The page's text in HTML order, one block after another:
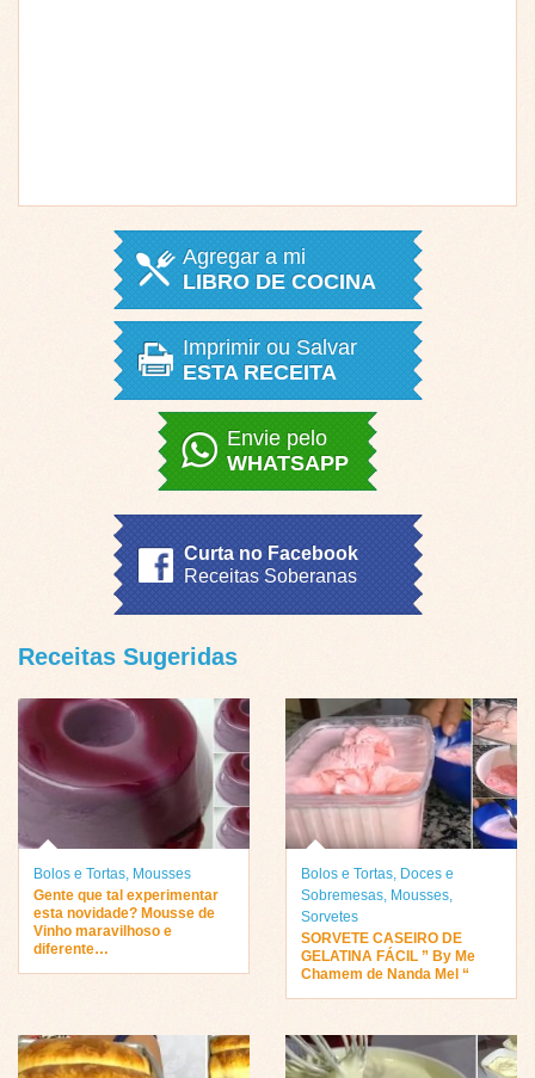
Agregar a mi
LIBRO DE COCINA
Imprimir ou Salvar
ESTA RECEITA
Envie pelo
WHATSAPP
Curta no Facebook
Receitas Soberanas
Receitas Sugeridas
Bolos e Tortas, Mousses
Gente que tal experimentar
esta novidade? Mousse de
Vinho maravilhoso e
diferente…
Bolos e Tortas, Doces e
Sobremesas, Mousses,
Sorvetes
SORVETE CASEIRO DE
GELATINA FÁCIL ” By Me
Chamem de Nanda Mel “